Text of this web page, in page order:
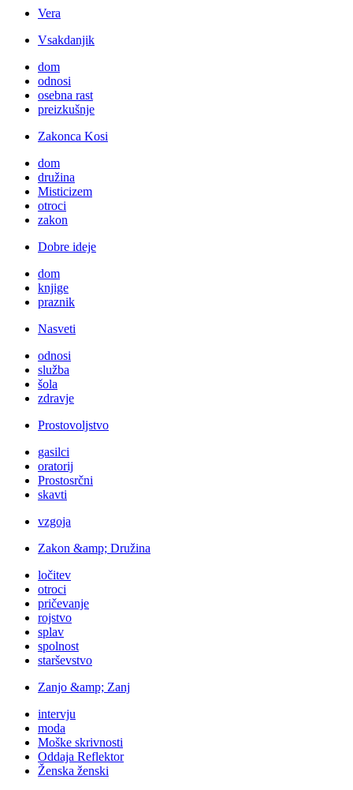
Vera
Vsakdanjik
dom
odnosi
osebna rast
preizkušnje
Zakonca Kosi
dom
družina
Misticizem
otroci
zakon
Dobre ideje
dom
knjige
praznik
Nasveti
odnosi
služba
šola
zdravje
Prostovoljstvo
gasilci
oratorij
Prostosrčni
skavti
vzgoja
Zakon &amp; Družina
ločitev
otroci
pričevanje
rojstvo
splav
spolnost
starševstvo
Zanjo &amp; Zanj
intervju
moda
Moške skrivnosti
Oddaja Reflektor
Ženska ženski